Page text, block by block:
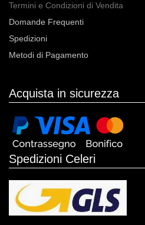
Termini e Condizioni di Vendita
Domande Frequenti
Spedizioni
Metodi di Pagamento
Acquista in sicurezza
Spedizioni Celeri